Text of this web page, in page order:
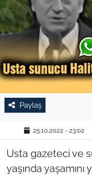
Paylaş
25.10.2022 - 23:02
Usta gazeteci ve
yaşında
EĞİTİM
TARIM VE
KÜLTÜR SANAT
SPOR
YAŞAM
EDİRNE